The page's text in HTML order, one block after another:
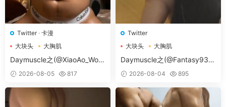
Twitter· 卡漫
大块头
大胸肌
大胸肌肉男
Daymuscle之(@XiaoAo_Worl
d-@XiaoAo.art）
2026-08-05 817
Twitter
大块头
大胸肌
大胸肌肉男
Daymuscle之(@Fantasy938
15579-@孔控Kong）
2026-08-04 895